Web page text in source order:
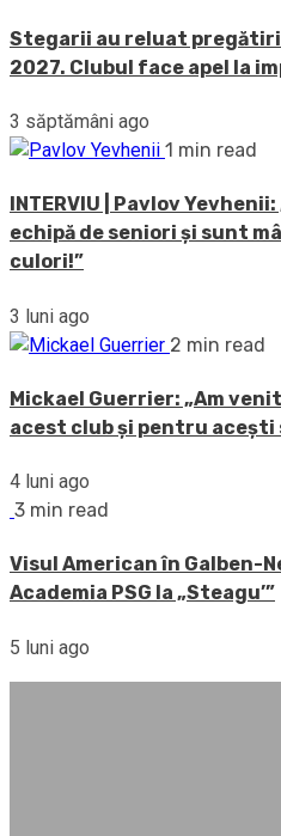
Stegarii au reluat
2027. Clubul face apel la
3 săptămâni ago
1 min read
INTERVIU | Pavlov
echipă de seniori și sunt
culori!”
3 luni ago
2 min read
Mickael Guerrier: „Am
acest club și pentru
4 luni ago
3 min read
Visul American în Galben-
Academia PSG la „Steagu’”
5 luni ago